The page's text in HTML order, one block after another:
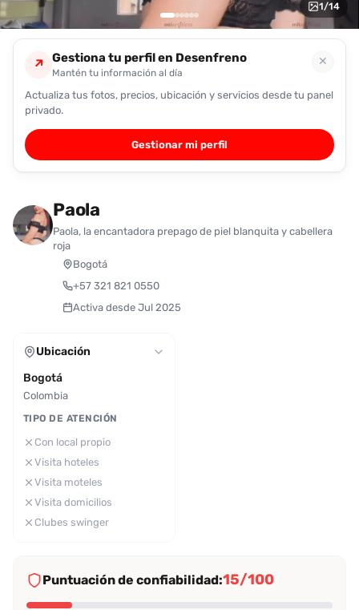
1/14
↗ Gestiona tu perfil en Desenfreno
Mantén tu información al día
✕
Actualiza tus fotos, precios, ubicación y servicios desde tu panel
privado.
Gestionar mi perfil
Paola
Paola, la encantadora prepago de piel blanquita y cabellera
roja
Bogotá
+57 321 821 0550
Activa desde Jul 2025
Ubicación
Bogotá
Colombia
TIPO DE ATENCIÓN
Con local propio
Visita hoteles
Visita moteles
Visita domicilios
Clubes swinger
Puntuación de confiabilidad:15/100